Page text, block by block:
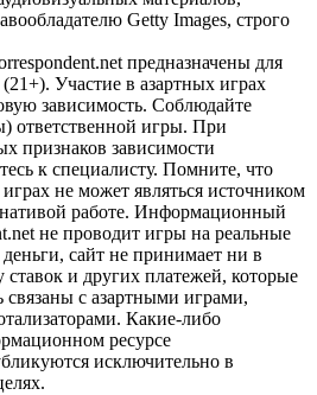
Getty Images, строго
предназначены для
Участие в азартных играх
зависимость. Соблюдайте
ответственной игры. При
признаков зависимости
к специалисту. Помните, что
не может являться источником
работе. Информационный
не проводит игры на реальные
сайт не принимает ни в
ставок и других платежей, которые
связаны с азартными играми,
Какие-либо
ресурсе
исключительно в